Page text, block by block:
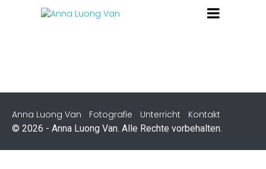
Anna Luong Van Fotografie Unterricht Kontakt
© 2026 - Anna Luong Van. Alle Rechte vorbehalten.